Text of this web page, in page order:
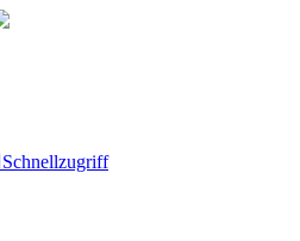
Schnellzugriff